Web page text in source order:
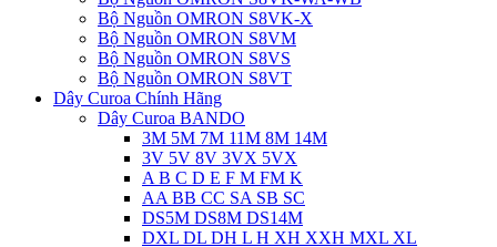
Bộ Nguồn OMRON S8VK-X
Bộ Nguồn OMRON S8VM
Bộ Nguồn OMRON S8VS
Bộ Nguồn OMRON S8VT
Dây Curoa Chính Hãng
Dây Curoa BANDO
3M 5M 7M 11M 8M 14M
3V 5V 8V 3VX 5VX
A B C D E F M FM K
AA BB CC SA SB SC
DS5M DS8M DS14M
DXL DL DH L H XH XXH MXL XL